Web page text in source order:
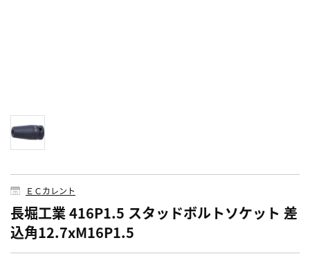
ＥＣカレント
長堀工業 416P1.5 スタッドボルトソケット 差
込角12.7xM16P1.5